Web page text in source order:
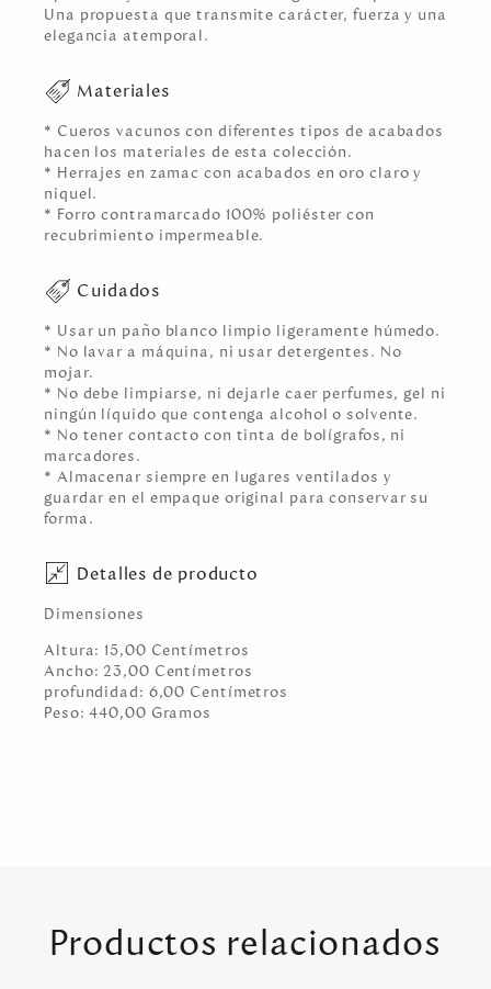
Una propuesta que transmite carácter, fuerza y una
elegancia atemporal.
Materiales
* Cueros vacunos con diferentes tipos de acabados
hacen los materiales de esta colección.
* Herrajes en zamac con acabados en oro claro y
niquel.
* Forro contramarcado 100% poliéster con
recubrimiento impermeable.
Cuidados
* Usar un paño blanco limpio ligeramente húmedo.
* No lavar a máquina, ni usar detergentes. No
mojar.
* No debe limpiarse, ni dejarle caer perfumes, gel ni
ningún líquido que contenga alcohol o solvente.
* No tener contacto con tinta de bolígrafos, ni
marcadores.
* Almacenar siempre en lugares ventilados y
guardar en el empaque original para conservar su
forma.
Detalles de producto
Dimensiones
Altura: 15,00 Centímetros
Ancho: 23,00 Centímetros
profundidad: 6,00 Centímetros
Peso:440,00 Gramos
Productos relacionados